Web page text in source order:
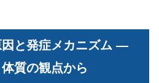
と発症メカニズム ―
質の観点から